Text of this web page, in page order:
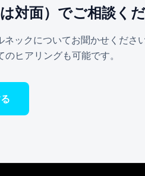
対面）でご相談く
ックについてお聞かせくださ
ヒアリングも可能です。